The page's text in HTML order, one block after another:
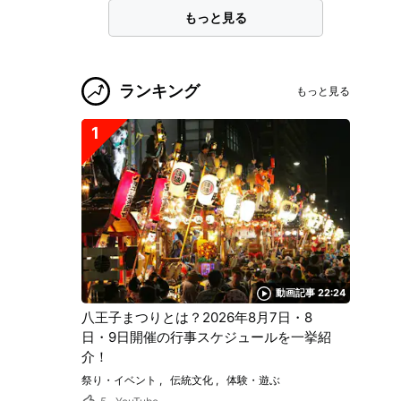
もっと見る
ランキング もっと見る
動画記事 22:24
1
八王子まつりとは？2026年8月7日・8
日・9日開催の行事スケジュールを一挙紹
介！
祭り・イベント 伝統文化
体験・遊ぶ